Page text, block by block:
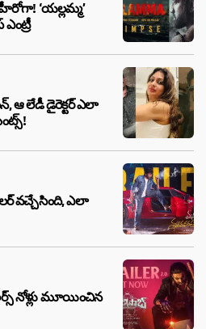
‘యల్లమ్మ’
ఆ లేడీ డైరెక్టర్ ఎలా
వచ్చేసింది, ఎలా
నోళ్లు మూయించిన